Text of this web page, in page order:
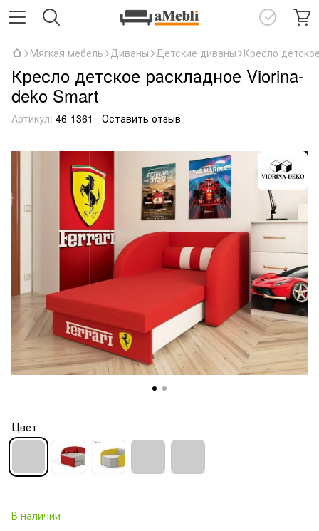
Мягкая мебель Диваны Детские диваны Кресло
Кресло детское раскладное Viorina-
deko Smart
Артикул: 46-1361 Оставить отзыв
Цвет
В наличии